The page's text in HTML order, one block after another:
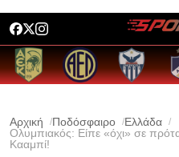
Αρχική Ποδόσφαιρο
Ελλάδα
Ολυμπιακός: Είπε «όχι» σε
Κααμπί!